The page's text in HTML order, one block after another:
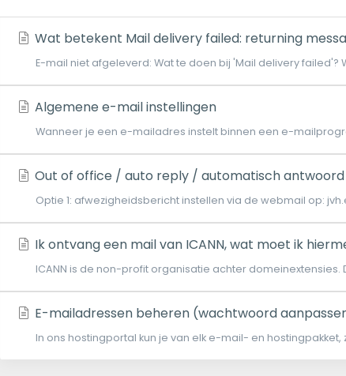
Wat betekent Mail delivery failed: returning
E-mail niet afgeleverd: Wat te doen bij 'Mail delivery failed'?
Algemene e-mail instellingen
Wanneer je een e-mailadres instelt binnen een e-
Out of office / auto reply / automatisch
Optie 1: afwezigheidsbericht instellen via de webmail op:
Ik ontvang een mail van ICANN, wat moet ik
ICANN is de non-profit organisatie achter domeinextensies.
E-mailadressen beheren (wachtwoord
In ons hostingportal kun je van elk e-mail- en hostingpakket,